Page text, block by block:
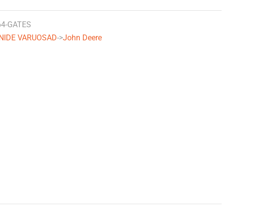
GATES
VARUOSAD->John Deere